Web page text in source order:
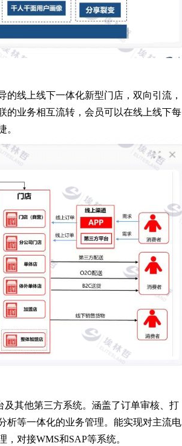
线上线下一体化新型门店，双向引流，
的业务相互流转，会员可以在线上线下每
。
及其他第三方系统。涵盖了订单审核、打
析等一体化的业务管理。能实现对主流电
对接WMS和SAP等系统。